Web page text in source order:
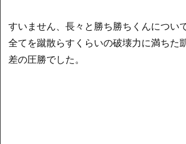
すいません、長々と勝ち勝ちくんについ
全てを蹴散らすくらいの破壊力に満ちた
差の圧勝でした。